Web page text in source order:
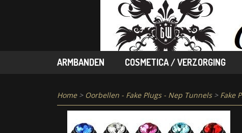
ARMBANDEN COSMETICA / VERZORGING
Home> Oorbellen - Fake Plugs - Nep Tunnels> Fake